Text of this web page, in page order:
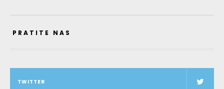
PRATITE NAS
TWITTER